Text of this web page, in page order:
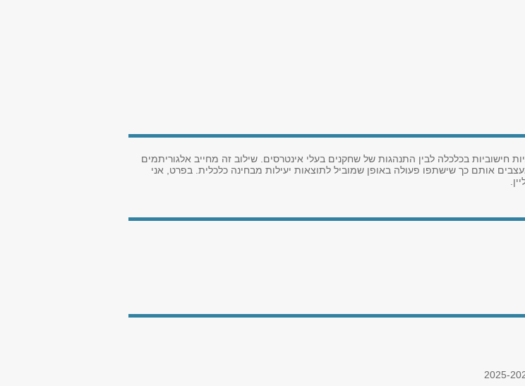
בכלכלה לבין התנהגות של שחקנים בעלי אינטרסים. שילוב זה מחייב אלגוריתמים
אותם כך שישתפו פעולה באופן שמוביל לתוצאות יעילות מבחינה כלכלית. בפרט, אני